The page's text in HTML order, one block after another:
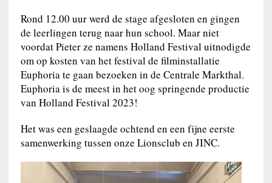
Rond 12.00 uur werd de stage afgesloten en gingen
de leerlingen terug naar hun school. Maar niet
voordat Pieter ze namens Holland Festival uitnodigde
om op kosten van het festival de filminstallatie
Euphoria te gaan bezoeken in de Centrale Markthal.
Euphoria is de meest in het oog springende productie
van Holland Festival 2023!
Het was een geslaagde ochtend en een fijne eerste
samenwerking tussen onze Lionsclub en JINC.